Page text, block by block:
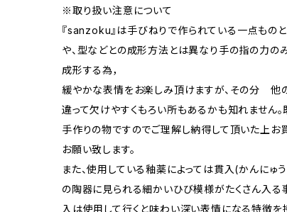
※取り扱い注意について
『sanzoku』は手びねりで作られている一点ものと
や、型などとの成形方法とは異なり手の指の力の
成形する為，
緩やかな表情をお楽しみ頂けますが、その分 他
違って欠けやすくもろい所もあるかも知れません
手作りの物ですのでご理解し納得して頂いた上お
お願い致します。
また、使用している釉薬によっては貫入(かんにゅ
の陶器に見られる細かいひび模様がたくさん入る
入は使用して行くと味わい深い表情になる特徴を